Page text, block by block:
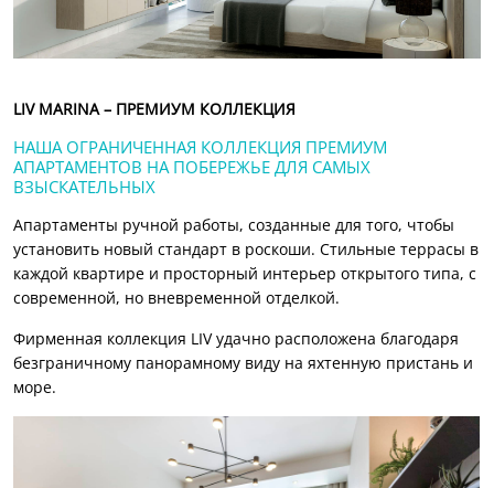
LIV MARINA – ПРЕМИУМ КОЛЛЕКЦИЯ
НАША ОГРАНИЧЕННАЯ КОЛЛЕКЦИЯ ПРЕМИУМ
АПАРТАМЕНТОВ НА ПОБЕРЕЖЬЕ ДЛЯ САМЫХ
ВЗЫСКАТЕЛЬНЫХ
Апартаменты ручной работы, созданные для того, чтобы
установить новый стандарт в роскоши. Стильные террасы в
каждой квартире и просторный интерьер открытого типа, с
современной, но вневременной отделкой.
Фирменная коллекция LIV удачно расположена благодаря
безграничному панорамному виду на яхтенную пристань и
море.